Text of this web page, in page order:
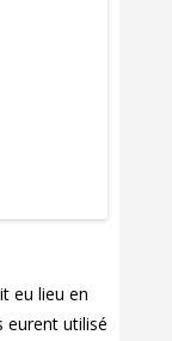
eu lieu en
eurent utilisé